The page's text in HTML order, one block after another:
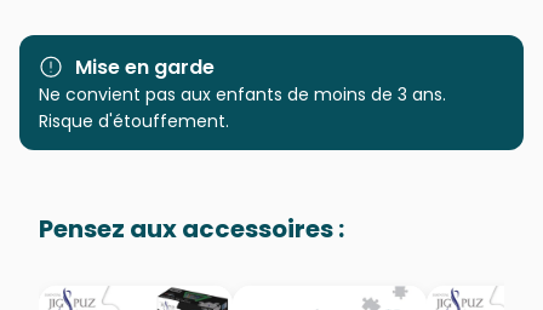
Marque Magnolia
Catégorie Puzzles - Déco et Objets
Age
à partir de 9 ans (251 à 399
Provenance Puzzles fabriqués en France
EAN 8684595061190
Mise en garde
Ne convient pas aux enfants de moins de 3 ans.
Risque d'étouffement.
Pensez aux accessoires :